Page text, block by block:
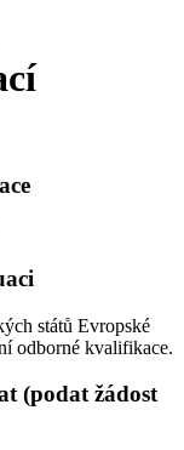
států Evropské
odborné kvalifikace.
(podat žádost